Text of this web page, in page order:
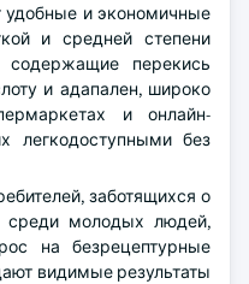
удобные и экономичные
и средней степени
перекись
и адапален, широко
и онлайн-
легкодоступными без
заботящихся о
среди молодых людей,
на безрецептурные
видимые результаты